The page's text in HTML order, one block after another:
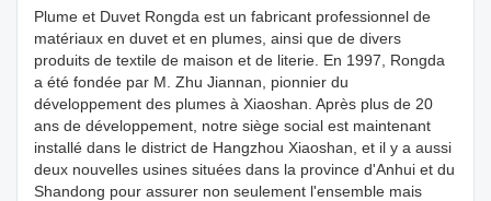
Plume et Duvet Rongda est un fabricant professionnel de
matériaux en duvet et en plumes, ainsi que de divers
produits de textile de maison et de literie. En 1997, Rongda
a été fondée par M. Zhu Jiannan, pionnier du
développement des plumes à Xiaoshan. Après plus de 20
ans de développement, notre siège social est maintenant
installé dans le district de Hangzhou Xiaoshan, et il y a aussi
deux nouvelles usines situées dans la province d'Anhui et du
Shandong pour assurer non seulement l'ensemble mais